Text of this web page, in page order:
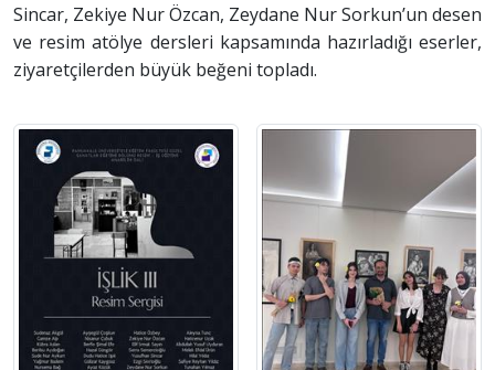
Sincar, Zekiye Nur Özcan, Zeydane Nur Sorkun’un desen
ve resim atölye dersleri kapsamında hazırladığı eserler,
ziyaretçilerden büyük beğeni topladı.